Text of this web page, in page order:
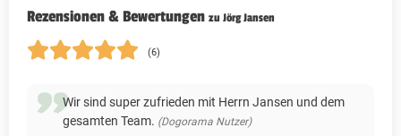
Rezensionen & Bewertungen zu Jörg Jansen
(6)
Wir sind super zufrieden mit Herrn Jansen und dem
gesamten Team. (Dogorama Nutzer)